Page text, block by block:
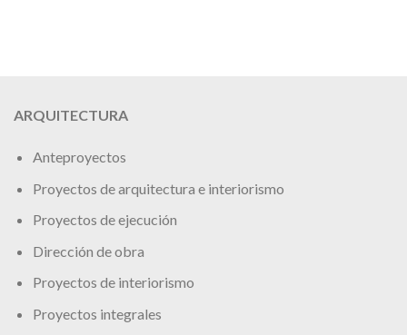
ARQUITECTURA
Anteproyectos
Proyectos de arquitectura e interiorismo
Proyectos de ejecución
Dirección de obra
Proyectos de interiorismo
Proyectos integrales